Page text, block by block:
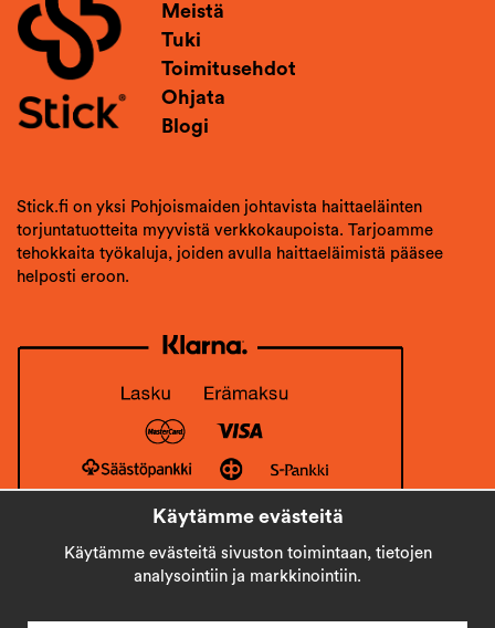
Meistä
Tuki
Toimitusehdot
Ohjata
Blogi
Stick.fi on yksi Pohjoismaiden johtavista haittaeläinten
torjuntatuotteita myyvistä verkkokaupoista. Tarjoamme
tehokkaita työkaluja, joiden avulla haittaeläimistä pääsee
helposti eroon.
Käytämme evästeitä
Käytämme evästeitä sivuston toimintaan, tietojen
analysointiin ja markkinointiin.